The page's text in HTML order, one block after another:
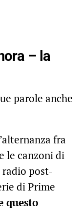
– la
parole anche
fra
le canzoni di
radio post-
di Prime
questo